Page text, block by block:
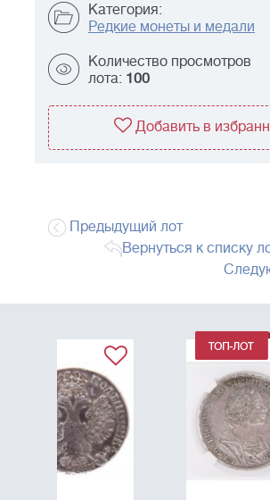
Категория:
Редкие монеты и медали
Количество просмотров
лота: 100
Добавить в
Предыдущий лот
Вернуться к списку